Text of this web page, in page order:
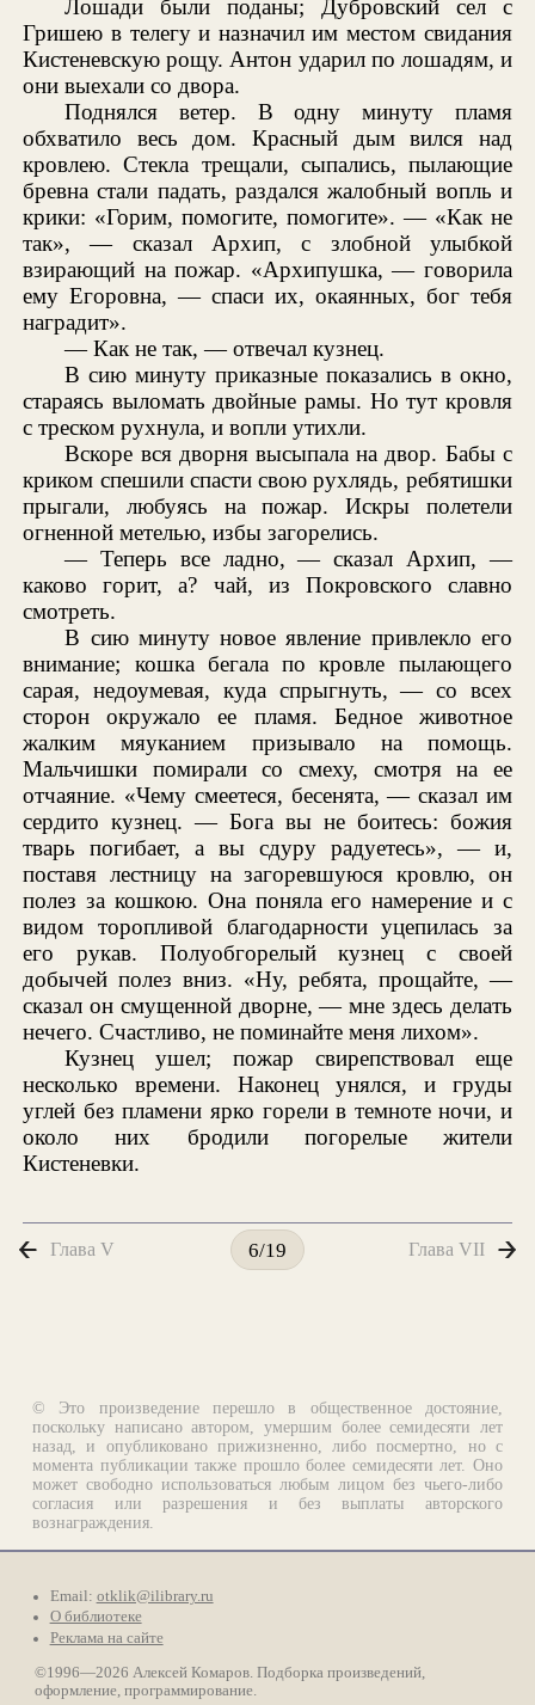
Лошади были поданы; Дубровский сел с
Гришею в телегу и назначил им местом свидания
Кистеневскую рощу. Антон ударил по лошадям, и
они выехали со двора.
Поднялся ветер. В одну минуту пламя
обхватило весь дом. Красный дым вился над
кровлею. Стекла трещали, сыпались, пылающие
бревна стали падать, раздался жалобный вопль и
крики: «Горим, помогите, помогите». — «Как не
так», — сказал Архип, с злобной улыбкой
взирающий на пожар. «Архипушка, — говорила
ему Егоровна, — спаси их, окаянных, бог тебя
наградит».
— Как не так, — отвечал кузнец.
В сию минуту приказные показались в окно,
стараясь выломать двойные рамы. Но тут кровля
с треском рухнула, и вопли утихли.
Вскоре вся дворня высыпала на двор. Бабы с
криком спешили спасти свою рухлядь, ребятишки
прыгали, любуясь на пожар. Искры полетели
огненной метелью, избы загорелись.
— Теперь все ладно, — сказал Архип, —
каково горит, а? чай, из Покровского славно
смотреть.
В сию минуту новое явление привлекло его
внимание; кошка бегала по кровле пылающего
сарая, недоумевая, куда спрыгнуть, — со всех
сторон окружало ее пламя. Бедное животное
жалким мяуканием призывало на помощь.
Мальчишки помирали со смеху, смотря на ее
отчаяние. «Чему смеетеся, бесенята, — сказал им
сердито кузнец. — Бога вы не боитесь: божия
тварь погибает, а вы сдуру радуетесь», — и,
поставя лестницу на загоревшуюся кровлю, он
полез за кошкою. Она поняла его намерение и с
видом торопливой благодарности уцепилась за
его рукав. Полуобгорелый кузнец с своей
добычей полез вниз. «Ну, ребята, прощайте, —
сказал он смущенной дворне, — мне здесь делать
нечего. Счастливо, не поминайте меня лихом».
Кузнец ушел; пожар свирепствовал еще
несколько времени. Наконец унялся, и груды
углей без пламени ярко горели в темноте ночи, и
около них бродили погорелые жители
Кистеневки.
Глава V 6/19 Глава VII
© Это произведение перешло в общественное достояние,
поскольку написано автором, умершим более семидесяти лет
назад, и опубликовано прижизненно, либо посмертно, но с
момента публикации также прошло более семидесяти лет. Оно
может свободно использоваться любым лицом без чьего-либо
согласия или разрешения и без выплаты авторского
вознаграждения.
Email: otklik@ilibrary.ru
О библиотеке
Реклама на сайте
©1996—2026 Алексей Комаров. Подборка произведений,
оформление, программирование.